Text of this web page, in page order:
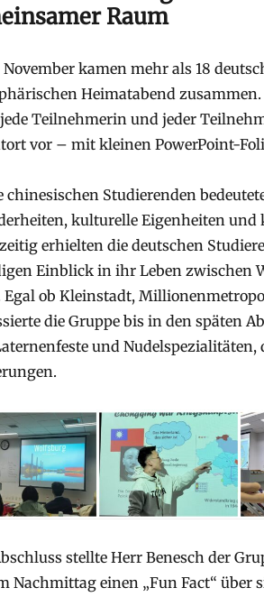
Raum
November kamen mehr als 18
Heimatabend
Teilnehmerin und jeder
vor – mit kleinen PowerPoint-
chinesischen Studierenden
kulturelle Eigenheiten
erhielten die deutschen
Einblick in ihr Leben zwischen
Egal ob Kleinstadt,
die Gruppe bis in den späten
und
stellte Herr Benesch der
Nachmittag einen „Fun Fact“ über